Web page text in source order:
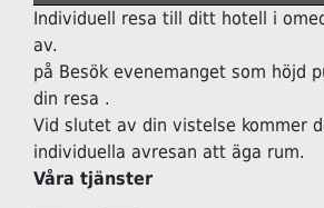
Individuell resa till ditt hotell i
av.
på Besök evenemanget som höjd
din resa .
Vid slutet av din vistelse kommer
individuella avresan att äga rum.
Våra tjänster